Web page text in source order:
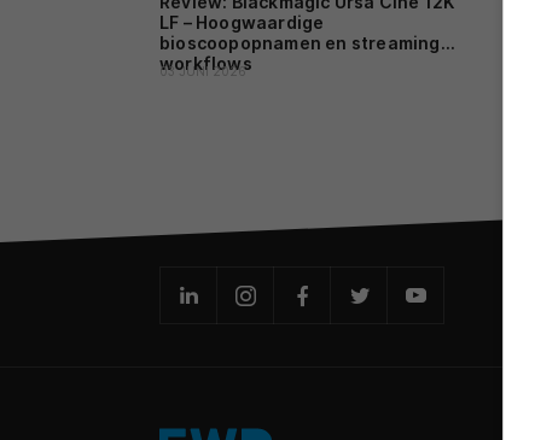
LF – Hoogwaardige
bioscoopopnamen en streaming
workflows
03 JUNI 2026